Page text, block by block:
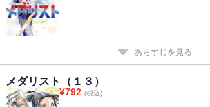
あらすじを見る
メダリスト（１３）
¥792 (税込)